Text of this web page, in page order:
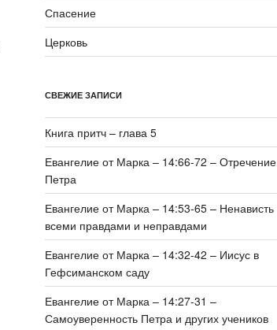
Спасение
Церковь
СВЕЖИЕ ЗАПИСИ
Книга притч – глава 5
Евангелие от Марка – 14:66-72 – Отречение
Петра
Евангелие от Марка – 14:53-65 – Ненависть
всеми правдами и неправдами
Евангелие от Марка – 14:32-42 – Иисус в
Гефсиманском саду
Евангелие от Марка – 14:27-31 –
Самоуверенность Петра и других учеников